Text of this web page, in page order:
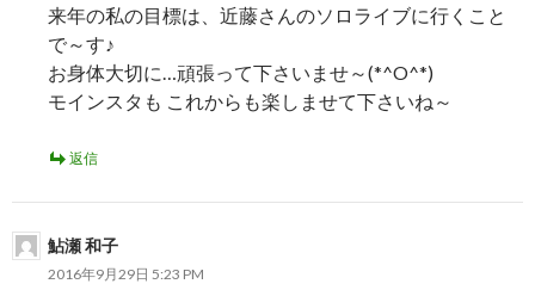
来年の私の目標は、近藤さんのソロライブに行くこと
で～す♪
お身体大切に…頑張って下さいませ～(*^O^*)
モインスタも これからも楽しませて下さいね～
返信
鮎瀬 和子
2016年9月29日 5:23 PM